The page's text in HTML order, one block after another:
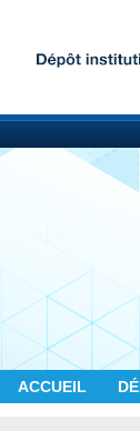
ACCUEIL